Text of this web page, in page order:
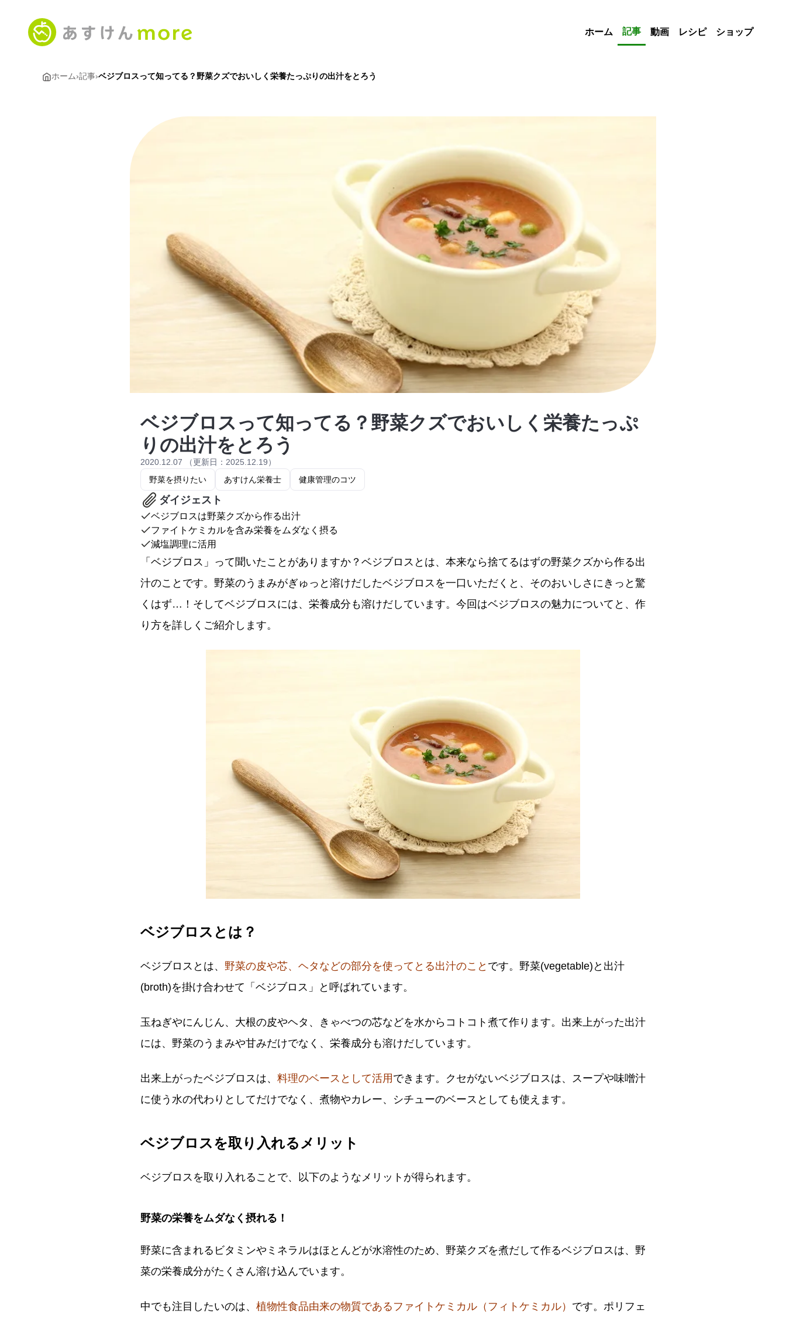
ホーム 記事 動画 レシピ ショップ
ホーム›記事›ベジブロスって知ってる？野菜クズでおいしく栄養たっぷりの出汁をとろう
ベジブロスって知ってる？野菜クズでおいしく栄養たっぷ
りの出汁をとろう
2020.12.07 （更新日：2025.12.19）
野菜を摂りたい
あすけん栄養士 健康管理のコツ
ダイジェスト
ベジブロスは野菜クズから作る出汁
ファイトケミカルを含み栄養をムダなく摂る
減塩調理に活用
「ベジブロス」って聞いたことがありますか？ベジブロスとは、本来なら捨てるはずの野菜クズから作る出
汁のことです。野菜のうまみがぎゅっと溶けだしたベジブロスを一口いただくと、そのおいしさにきっと驚
くはず…！そしてベジブロスには、栄養成分も溶けだしています。今回はベジブロスの魅力についてと、作
り方を詳しくご紹介します。
ベジブロスとは？
ベジブロスとは、 野菜の皮や芯、ヘタなどの部分を使ってとる出汁のこと です。野菜(vegetable)と出汁
(broth)を掛け合わせて「ベジブロス」と呼ばれています。
玉ねぎやにんじん、大根の皮やヘタ、きゃべつの芯などを水からコトコト煮て作ります。出来上がった出汁
には、野菜のうまみや甘みだけでなく、栄養成分も溶けだしています。
出来上がったベジブロスは、 料理のベースとして活用 できます。クセがないベジブロスは、スープや味噌汁
に使う水の代わりとしてだけでなく、煮物やカレー、シチューのベースとしても使えます。
ベジブロスを取り入れるメリット
ベジブロスを取り入れることで、以下のようなメリットが得られます。
野菜の栄養をムダなく摂れる！
野菜に含まれるビタミンやミネラルはほとんどが水溶性のため、野菜クズを煮だして作るベジブロスは、野
菜の栄養成分がたくさん溶け込んでいます。
中でも注目したいのは、 植物性食品由来の物質であるファイトケミカル（フィトケミカル） です。ポリフェ